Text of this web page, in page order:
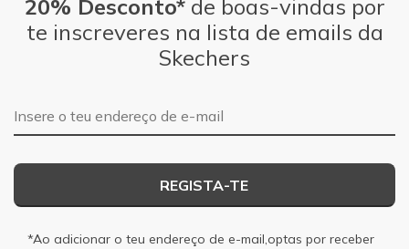
20% Desconto*de boas-vindas por
te inscreveres na lista de emails da
Skechers
Endereço de e-mail
REGISTA-TE
*Ao adicionar o teu endereço de e-mail,optas por receber